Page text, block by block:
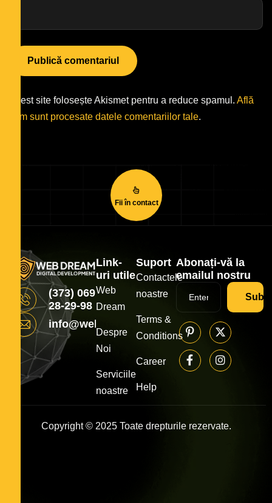
Acest site folosește Akismet pentru a reduce spamul. Află
cum sunt procesate datele comentariilor tale.
Fii în contact
(373) 069
28-29-98
info@webdream.md
Link-
uri utile
Web
Dream
Despre
Noi
Serviciile
noastre
Suport
Contactele
noastre
Terms &
Conditions
Career
Help
Abonați-vă la
emailul nostru
Copyright © 2025 Toate drepturile rezervate.